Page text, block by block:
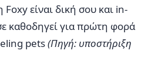
είναι δική σου και in-
καθοδηγεί για πρώτη φορά
pets(Πηγή: υποστήριξη